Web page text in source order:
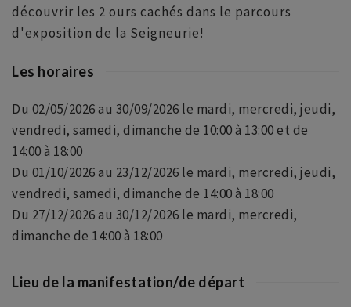
découvrir les 2 ours cachés dans le parcours
d'exposition de la Seigneurie!
Les horaires
Du 02/05/2026 au 30/09/2026 le mardi, mercredi, jeudi,
vendredi, samedi, dimanche de 10:00 à 13:00 et de
14:00 à 18:00
Du 01/10/2026 au 23/12/2026 le mardi, mercredi, jeudi,
vendredi, samedi, dimanche de 14:00 à 18:00
Du 27/12/2026 au 30/12/2026 le mardi, mercredi,
dimanche de 14:00 à 18:00
Lieu de la manifestation/de départ